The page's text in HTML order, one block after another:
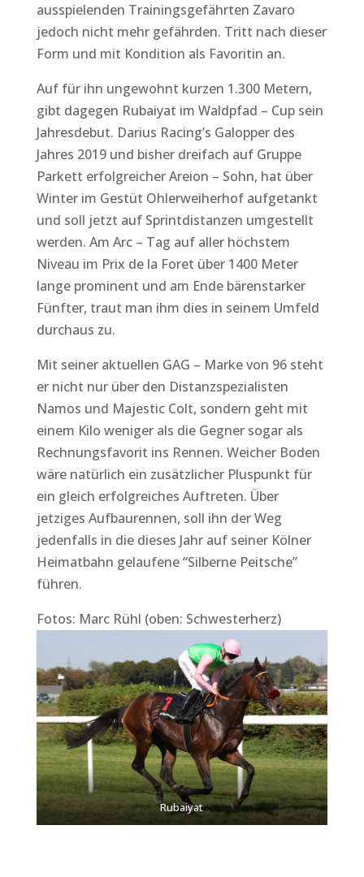
ausspielenden Trainingsgefährten Zavaro
jedoch nicht mehr gefährden. Tritt nach dieser
Form und mit Kondition als Favoritin an.
Auf für ihn ungewohnt kurzen 1.300 Metern,
gibt dagegen Rubaiyat im Waldpfad – Cup sein
Jahresdebut. Darius Racing’s Galopper des
Jahres 2019 und bisher dreifach auf Gruppe
Parkett erfolgreicher Areion – Sohn, hat über
Winter im Gestüt Ohlerweiherhof aufgetankt
und soll jetzt auf Sprintdistanzen umgestellt
werden. Am Arc – Tag auf aller höchstem
Niveau im Prix de la Foret über 1400 Meter
lange prominent und am Ende bärenstarker
Fünfter, traut man ihm dies in seinem Umfeld
durchaus zu.
Mit seiner aktuellen GAG – Marke von 96 steht
er nicht nur über den Distanzspezialisten
Namos und Majestic Colt, sondern geht mit
einem Kilo weniger als die Gegner sogar als
Rechnungsfavorit ins Rennen. Weicher Boden
wäre natürlich ein zusätzlicher Pluspunkt für
ein gleich erfolgreiches Auftreten. Über
jetziges Aufbaurennen, soll ihn der Weg
jedenfalls in die dieses Jahr auf seiner Kölner
Heimatbahn gelaufene “Silberne Peitsche”
führen.
Fotos: Marc Rühl (oben: Schwesterherz)
Rubaiyat